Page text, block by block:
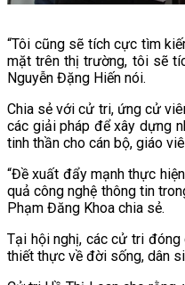
“Tôi cũng sẽ tích cực tìm
mặt trên thị trường, tôi sẽ
Nguyễn Đặng Hiến nói.
Chia sẻ với cử tri, ứng cử
các giải pháp để xây dựng
tinh thần cho cán bộ, giáo
“Đề xuất đẩy mạnh thực
quả công nghệ thông tin
Phạm Đăng Khoa chia sẻ.
Tại hội nghị, các cử tri
thiết thực về đời sống, dân